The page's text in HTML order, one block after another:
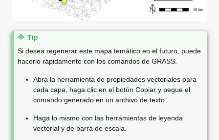
N
o
Tip
Si desea regenerar este mapa temático en el futuro, puede
hacerlo rápidamente con los comandos de GRASS.
Abra la herramienta de propiedades vectoriales para
cada capa, haga clic en el botón Copiar y pegue el
comando generado en un archivo de texto.
Haga lo mismo con las herramientas de leyenda
vectorial y de barra de escala.